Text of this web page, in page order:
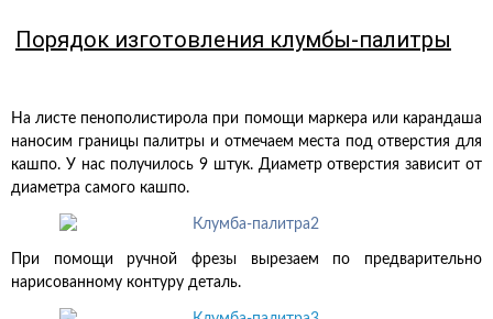
Порядок изготовления клумбы-палитры
На листе пенополистирола при помощи маркера или карандаша
наносим границы палитры и отмечаем места под отверстия для
кашпо. У нас получилось 9 штук. Диаметр отверстия зависит от
диаметра самого кашпо.
При помощи ручной фрезы вырезаем по предварительно
нарисованному контуру деталь.